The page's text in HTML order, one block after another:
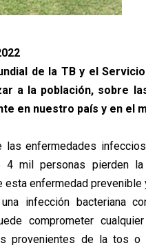
de la TB y el Servicio
a la población, sobre
en nuestro país y en el
las enfermedades
4 mil personas pierden
enfermedad prevenible
infección bacteriana
comprometer
provenientes de la tos o